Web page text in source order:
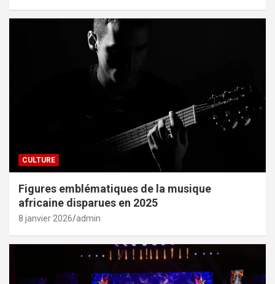
CULTURE
Figures emblématiques de la musique
africaine disparues en 2025
8 janvier 2026 admin